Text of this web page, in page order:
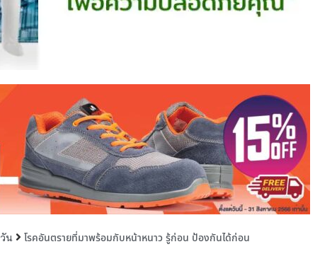
น โรคอันตรายที่มาพร้อมกับหน้าหนาว รู้ก่อน ป้องกันได้ก่อน